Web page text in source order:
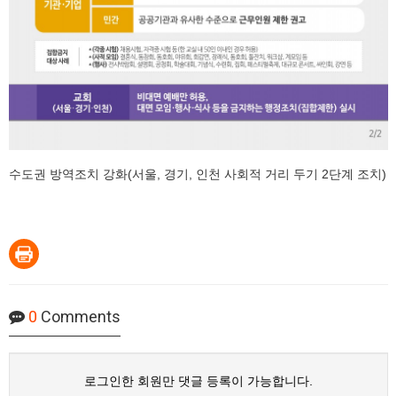
수도권 방역조치 강화(서울, 경기, 인천 사회적 거리 두기 2단계 조치)
0 Comments
로그인한 회원만 댓글 등록이 가능합니다.